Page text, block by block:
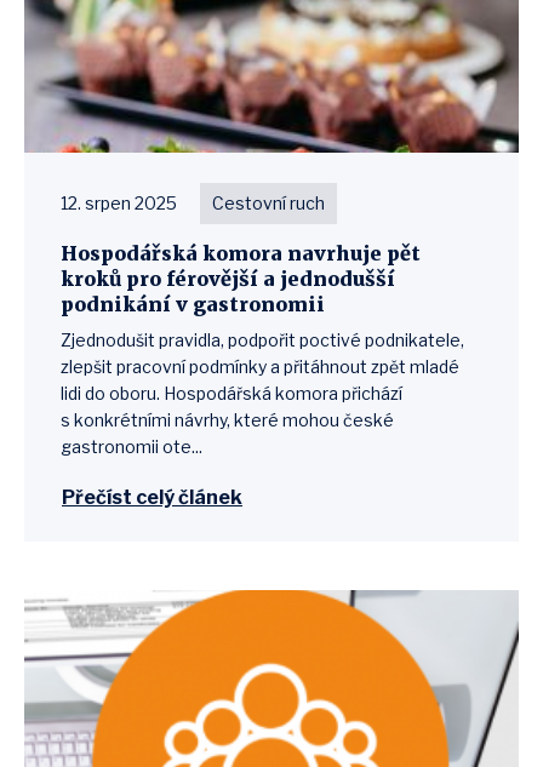
12. srpen 2025 Cestovní ruch
Hospodářská komora navrhuje pět
kroků pro férovější a jednodušší
podnikání v gastronomii
Zjednodušit pravidla, podpořit poctivé podnikatele,
zlepšit pracovní podmínky a přitáhnout zpět mladé
lidi do oboru. Hospodářská komora přichází
s konkrétními návrhy, které mohou české
gastronomii ote...
Přečíst celý článek